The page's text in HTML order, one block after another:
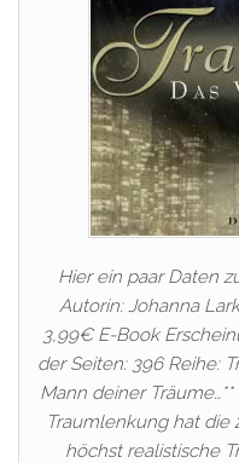
Hier ein paar Daten
Autorin: Johanna
3,99€ E-Book
der Seiten: 396 Reihe:
Mann deiner
Traumlenkung hat die
höchst realistische